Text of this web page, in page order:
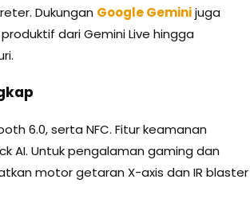
Dukungan Google Geminijuga
dari Gemini Live hingga
6.0, serta NFC. Fitur keamanan
AI. Untuk pengalaman gaming dan
motor getaran X-axis dan IR blaster